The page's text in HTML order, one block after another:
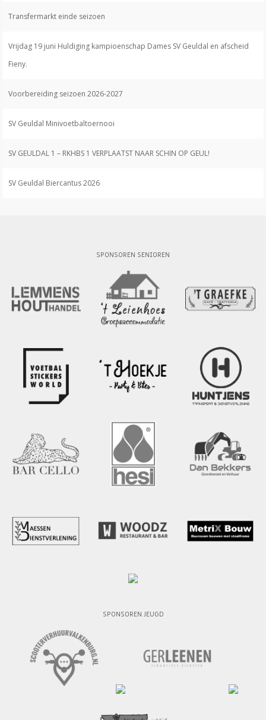
Transfermarkt einde seizoen
Vrijdag 19 juni Huldiging kampioenschap Dames SV Geuldal en afscheid
Fieny.
Voorbereiding seizoen 2026-2027
SV Geuldal Minivoetbaltoernooi
SV GEULDAL 1 – RKHBS 1 VERPLAATST NAAR SCHIN OP GEUL!
SV Geuldal Biercantus 2026
SPONSOREN SENIOREN
SPONSOREN JEUGD